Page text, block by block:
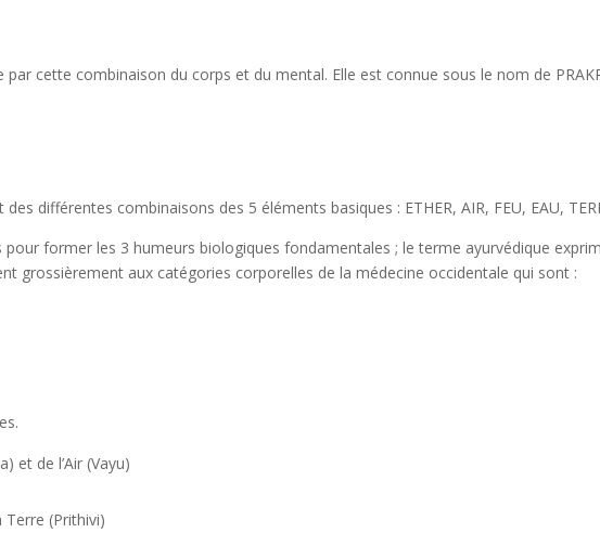
par cette combinaison du corps et du mental. Elle est connue sous le nom de
différentes combinaisons des 5 éléments basiques : ETHER, AIR, FEU, EAU,
former les 3 humeurs biologiques fondamentales ; le terme ayurvédique
grossièrement aux catégories corporelles de la médecine occidentale qui sont :
et de l’Air (Vayu)
Terre (Prithivi)